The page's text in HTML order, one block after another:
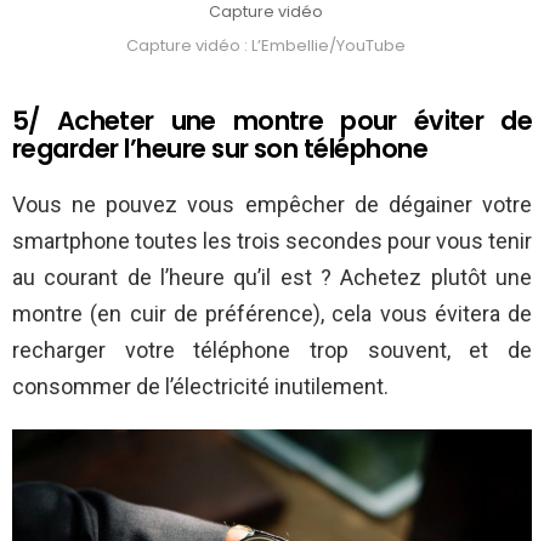
Capture vidéo
Capture vidéo : L’Embellie/YouTube
5/ Acheter une montre pour éviter de
regarder l’heure sur son téléphone
Vous ne pouvez vous empêcher de dégainer votre
smartphone toutes les trois secondes pour vous tenir
au courant de l’heure qu’il est ? Achetez plutôt une
montre (en cuir de préférence), cela vous évitera de
recharger votre téléphone trop souvent, et de
consommer de l’électricité inutilement.